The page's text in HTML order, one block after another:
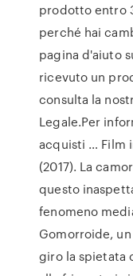
prodotto entro
perché hai
pagina d'aiuto
ricevuto un
consulta la
Legale.Per
acquisti … Film
(2017). La
questo
fenomeno
Gomorroide,
giro la spietata